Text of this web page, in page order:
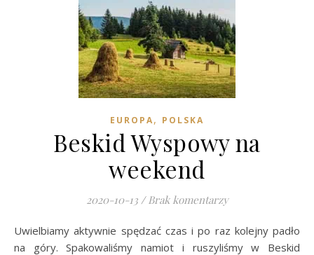
EUROPA, POLSKA
Beskid Wyspowy na
weekend
2020-10-13 / Brak komentarzy
Uwielbiamy aktywnie spędzać czas i po raz kolejny padło
na góry. Spakowaliśmy namiot i ruszyliśmy w Beskid